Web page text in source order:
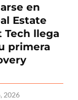
en
Estate
Tech llega
primera
2026